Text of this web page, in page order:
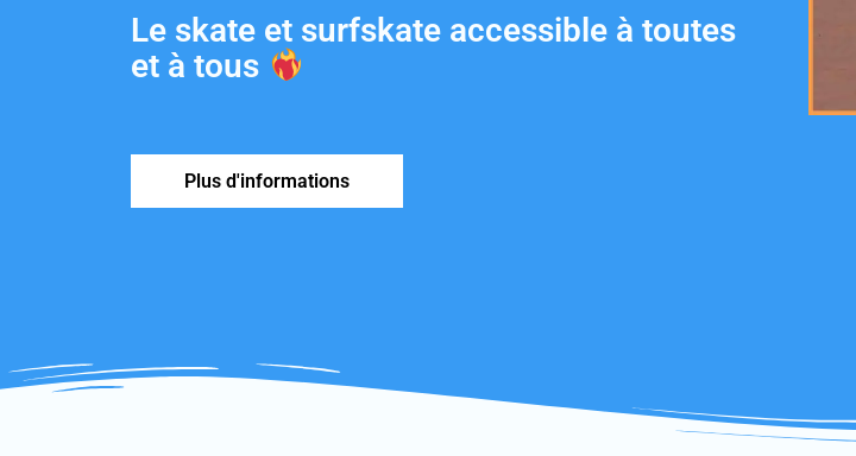
Le skate et surfskate accessible à toutes
et à tous
Plus d'informations